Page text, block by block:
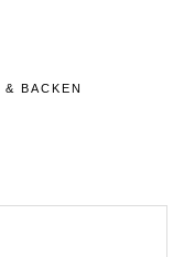
BACKEN